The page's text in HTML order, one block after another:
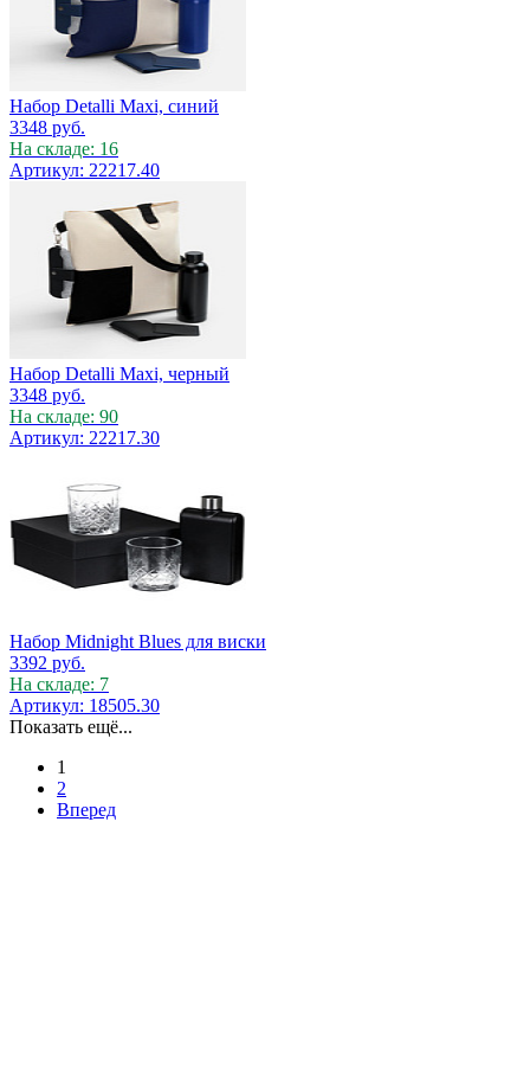
Набор Detalli Maxi, синий
3348 руб.
На складе: 16
Артикул: 22217.40
Набор Detalli Maxi, черный
3348 руб.
На складе: 90
Артикул: 22217.30
Набор Midnight Blues для виски
3392 руб.
На складе: 7
Артикул: 18505.30
Показать ещё...
1
2
Вперед